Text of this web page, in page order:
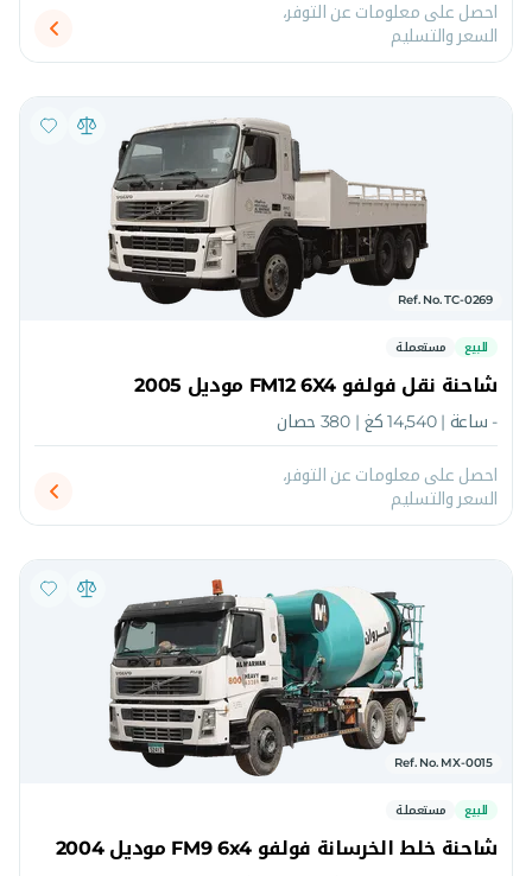
احصل على معلومات عن التوفر،
السعر والتسليم
Ref. No. TC-0269
للبيع
مستعملة
شاحنة نقل فولفو FM12 6X4 موديل 2005
- ساعة | 14,540 كغ | 380 حصان
احصل على معلومات عن التوفر،
السعر والتسليم
Ref. No. MX-0015
للبيع
مستعملة
شاحنة خلط الخرسانة فولفو FM9 6x4 موديل 2004